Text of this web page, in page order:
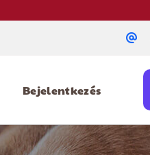
Bejelentkezés